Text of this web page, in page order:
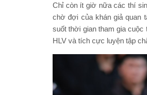
Chỉ còn ít giờ nữa các thí
chờ đợi của khán giả quan
suốt thời gian tham gia cuộc
HLV và tích cực luyện tập